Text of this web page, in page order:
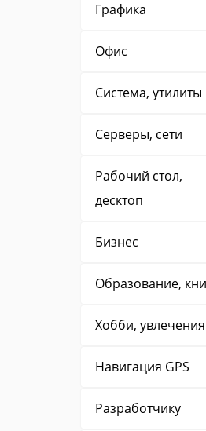
Графика
Офис
Система, утилиты
Серверы, сети
Рабочий стол,
десктоп
Бизнес
Образование,
Хобби, увлечения
Навигация GPS
Разработчику